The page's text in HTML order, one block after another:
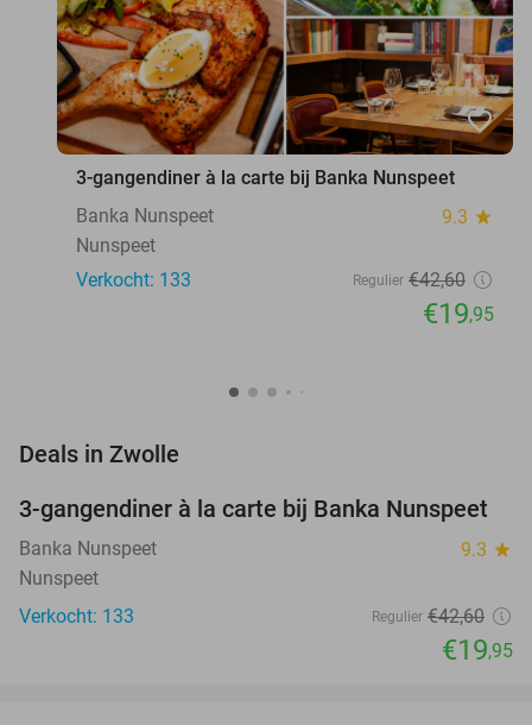
favorite_border
3-gangendiner à la carte bij Banka Nunspeet
Banka Nunspeet
9.3 star
Nunspeet
Verkocht: 133
Regulier €42,60
€19,95
Deals in Zwolle
53%
3-gangendiner à la carte bij Banka Nunspeet
Banka Nunspeet 9.3 star
Nunspeet
Verkocht: 133
Regulier €42,60
€19,95